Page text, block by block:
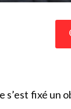
s’est fixé un